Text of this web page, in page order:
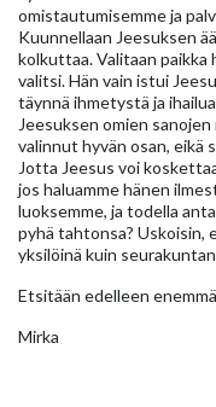
omistautumisemme ja
Kuunnellaan Jeesuksen
kolkuttaa. Valitaan paikka
valitsi. Hän vain istui
täynnä ihmetystä ja
Jeesuksen omien
valinnut hyvän osan, eikä
Jotta Jeesus voi
jos haluamme hänen
luoksemme, ja todella
pyhä tahtonsa? Uskoisin,
yksilöinä kuin
Etsitään edelleen
Mirka